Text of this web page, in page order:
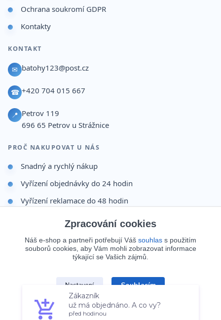
Ochrana soukromí GDPR
Kontakty
KONTAKT
✉ batohy123@post.cz
☎ +420 704 015 667
📍 Petrov 119
696 65 Petrov u Strážnice
PROČ NAKUPOVAT U NÁS
Snadný a rychlý nákup
Vyřízení objednávky do 24 hodin
Vyřízení reklamace do 48 hodin
Dárek po dokončení objednávky
Doprava 65 Kč nad 499 Kč
© 2026 Batohy123.cz. Všechna práva vyhrazena.
Zpracování cookies
Náš e-shop a partneři potřebují Váš souhlas s použitím
souborů cookies, aby Vám mohli zobrazovat informace
týkající se Vašich zájmů.
Nastavení Souhlasím
Souhlas můžete odmítnout
před hodinou